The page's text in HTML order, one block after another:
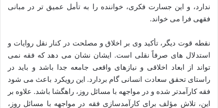
ندارد، و این جسارت فکری، خواننده را به تأمل عمیق تر در مبانی
فقهی فرا می خواند.
نقطه قوت دیگر، تأکید وی بر اخلاق و مصلحت در کنار نقل روایات و
استدلال های صرفاً نقلی است. ایشان نشان می دهد که فقه نمی
تواند از ابعاد اخلاقی و نیازهای واقعی جامعه جدا باشد و باید در
راستای تحقق سعادت انسانی گام بردارد. این رویکرد باعث می شود
فقه کارآمدتر شده و در مواجهه با مسائل روز، راهگشا باشد. علاوه بر
این، تلاش مؤلف برای کارآمدسازی فقه در مواجهه با مسائل روز،